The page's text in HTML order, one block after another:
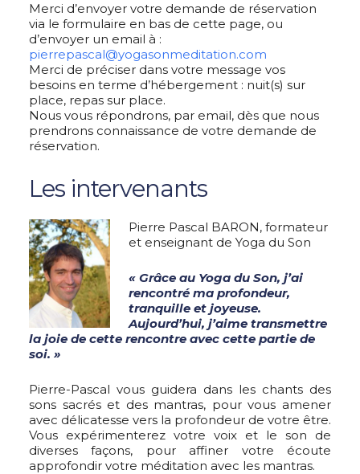
Merci d’envoyer votre demande de réservation
via le formulaire en bas de cette page, ou
d’envoyer un email à :
pierrepascal@yogasonmeditation.com
Merci de préciser dans votre message vos
besoins en terme d’hébergement : nuit(s) sur
place, repas sur place.
Nous vous répondrons, par email, dès que nous
prendrons connaissance de votre demande de
réservation.
Les intervenants
Pierre Pascal BARON, formateur
et enseignant de Yoga du Son
« Grâce au Yoga du Son, j’ai
rencontré ma profondeur,
tranquille et joyeuse.
Aujourd’hui, j’aime transmettre
la joie de cette rencontre avec cette partie de
soi. »
Pierre-Pascal vous guidera dans les chants des
sons sacrés et des mantras, pour vous amener
avec délicatesse vers la profondeur de votre être.
Vous expérimenterez votre voix et le son de
diverses façons, pour affiner votre écoute
approfondir votre méditation avec les mantras.